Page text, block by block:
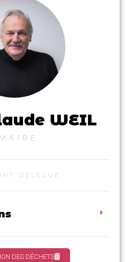
WEIL
MAIRE
DÉLÉGUÉ
DES DÉCHETS